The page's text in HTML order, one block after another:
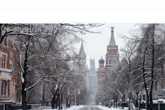
06 апреля 2025, 14:51